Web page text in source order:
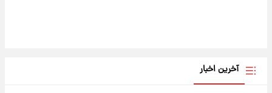
آخرین اخبار